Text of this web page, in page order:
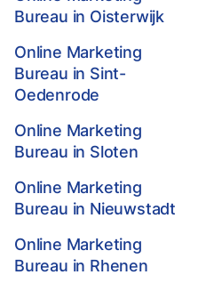
Bureau in Oisterwijk
Online Marketing
Bureau in Sint-
Oedenrode
Online Marketing
Bureau in Sloten
Online Marketing
Bureau in Nieuwstadt
Online Marketing
Bureau in Rhenen